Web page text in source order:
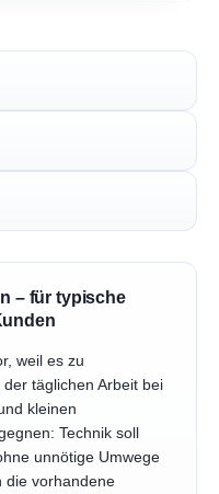
– für typische
weil es zu
täglichen Arbeit bei
kleinen
Technik soll
unnötige Umwege
die vorhandene